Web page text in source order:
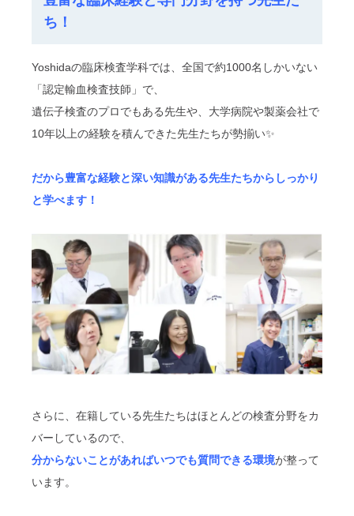
ち！
Yoshidaの臨床検査学科では、全国で約1000名しかいない
「認定輸血検査技師」で、
遺伝子検査のプロでもある先生や、大学病院や製薬会社で
10年以上の経験を積んできた先生たちが勢揃い✨
だから豊富な経験と深い知識がある先生たちからしっかり
と学べます！
さらに、在籍している先生たちはほとんどの検査分野をカ
バーしているので、
分からないことがあればいつでも質問できる環境が整って
います。